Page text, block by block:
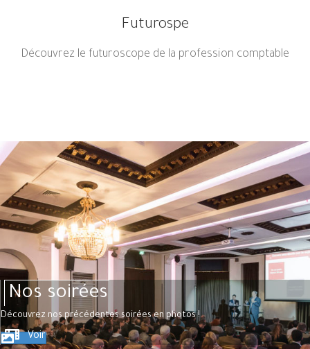
Futurospe
Découvrez le futuroscope de la profession comptable
Nos soirées
Découvrez nos précédentes soirées en photos !
Voir